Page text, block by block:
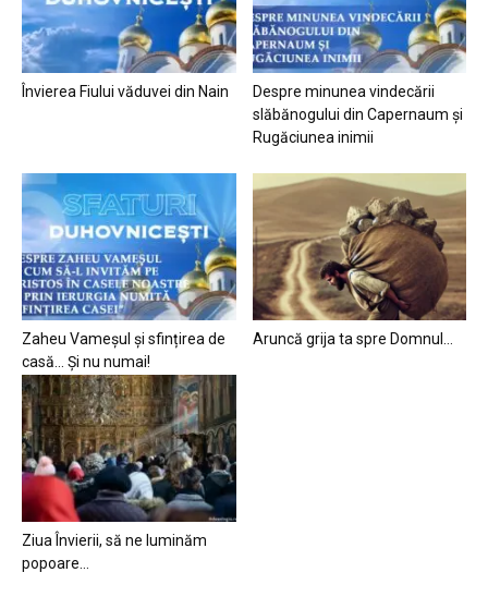
Învierea Fiului văduvei din Nain
Despre minunea vindecării
slăbănogului din Capernaum și
Rugăciunea inimii
Zaheu Vameșul și sfințirea de
casă… Și nu numai!
Aruncă grija ta spre Domnul…
Ziua Învierii, să ne luminăm
popoare…